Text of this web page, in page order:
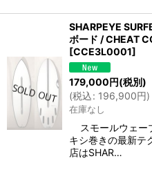
SHARPEYE
ボード / CHEAT
[CCE3L0001]
179,000円(税別)
(税込: 196,900円)
在庫なし
スモールウェー
キシ巻きの最新
店はSHAR…